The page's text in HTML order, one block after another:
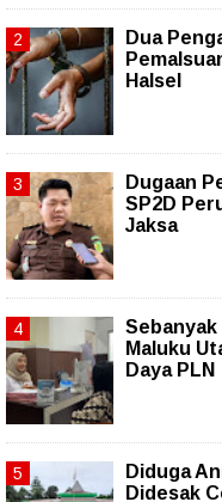
Dua
Halsel
Dugaan
SP2D
Jaksa
Sebanyak
Maluku
Daya PLN
Diduga
Didesak